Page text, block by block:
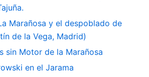
Marañosa y el despoblado de
de la Vega, Madrid)
sin Motor de la Marañosa
en el Jarama